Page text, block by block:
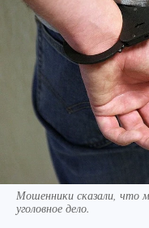
Мошенники сказали, что
уголовное дело.